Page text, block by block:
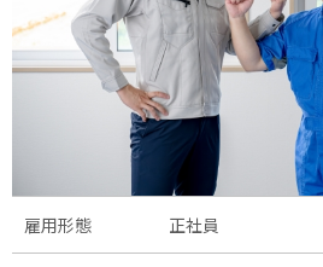
雇用形態 正社員